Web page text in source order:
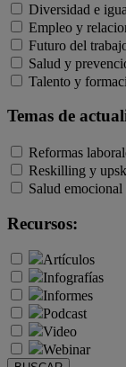
Diversidad e
Empleo y
Futuro del
Salud y
Talento y
Temas de
Reformas
Reskilling y
Salud
Recursos:
Artículos
Infografías
Informes
Podcast
Video
Webinar